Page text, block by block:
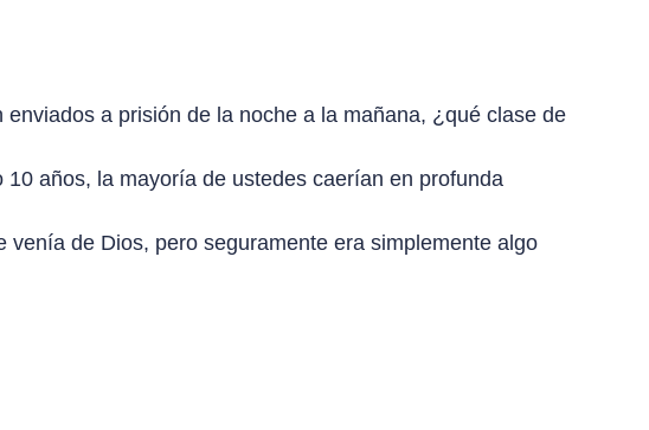
a prisión de la noche a la mañana, ¿qué clase de
años, la mayoría de ustedes caerían en profunda
de Dios, pero seguramente era simplemente algo